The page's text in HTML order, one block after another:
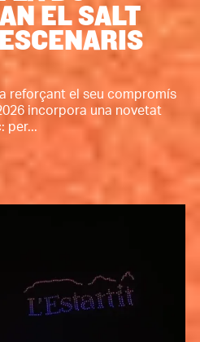
EL SALT
reforçant el seu compromís
incorpora una novetat
per...